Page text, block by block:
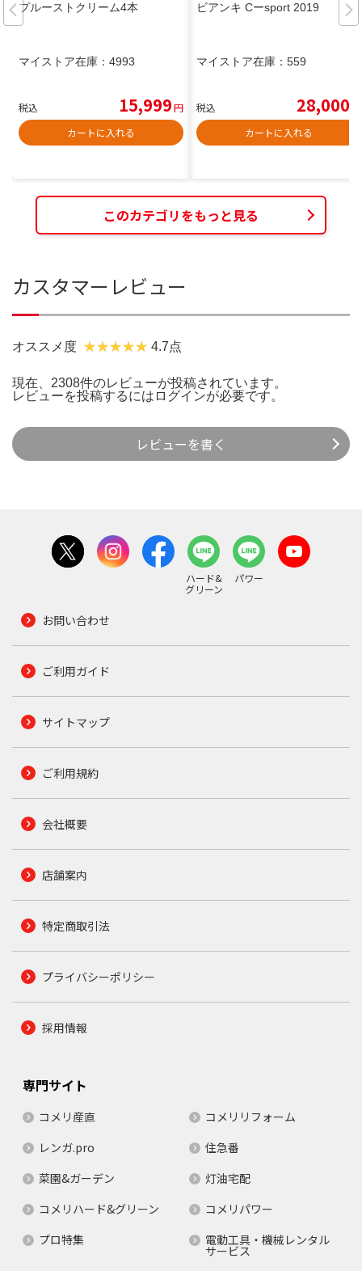
プルーストクリーム4本
マイストア在庫： 4993
税込 15,999円
カートに入れる
ビアンキ Cーsport 2019
マイストア在庫： 559
税込 28,000
カートに入れる
このカテゴリをもっと見る
カスタマーレビュー
オススメ度 4.7点
現在、2308件のレビューが投稿されています。
レビューを投稿するには ログインが必要です。
レビューを書く
ハード&
グリーン
パワー
お問い合わせ
ご利用ガイド
サイトマップ
ご利用規約
会社概要
店舗案内
特定商取引法
プライバシーポリシー
採用情報
専門サイト
コメリ産直
コメリリフォーム
レンガ.pro
住急番
菜園&ガーデン
灯油宅配
コメリハード&グリーン
コメリパワー
プロ特集
電動工具・機械レンタル
サービス